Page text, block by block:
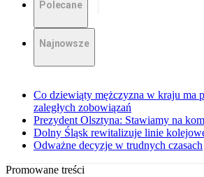
Polecane
Najnowsze
Co dziewiąty mężczyzna w kraju ma
zaległych zobowiązań
Prezydent Olsztyna: Stawiamy na
Dolny Śląsk rewitalizuje linie
Odważne decyzje w trudnych czasach
Promowane treści